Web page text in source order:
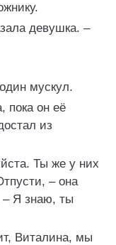
девушка. –
мускул.
пока он её
из
Ты же у них
– она
– Я знаю, ты
Виталина, мы